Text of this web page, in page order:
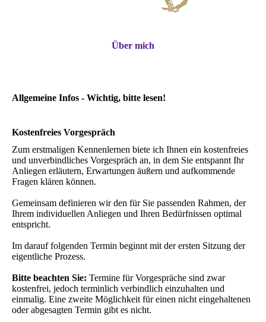
Über mich
Allgemeine Infos - Wichtig, bitte lesen!
Kostenfreies Vorgespräch
Zum erstmaligen Kennenlernen biete ich Ihnen ein kostenfreies
und unverbindliches Vorgespräch an, in dem Sie entspannt Ihr
Anliegen erläutern, Erwartungen äußern und aufkommende
Fragen klären können.
Gemeinsam definieren wir den für Sie passenden Rahmen, der
Ihrem individuellen Anliegen und Ihren Bedürfnissen optimal
entspricht.
Im darauf folgenden Termin beginnt mit der ersten Sitzung der
eigentliche Prozess.
Bitte beachten Sie: Termine für Vorgespräche sind zwar
kostenfrei, jedoch terminlich verbindlich einzuhalten und
einmalig. Eine zweite Möglichkeit für einen nicht eingehaltenen
oder abgesagten Termin gibt es nicht.